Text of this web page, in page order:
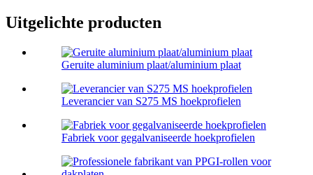
Uitgelichte producten
Geruite aluminium plaat/aluminium plaat
Leverancier van S275 MS hoekprofielen
Fabriek voor gegalvaniseerde hoekprofielen